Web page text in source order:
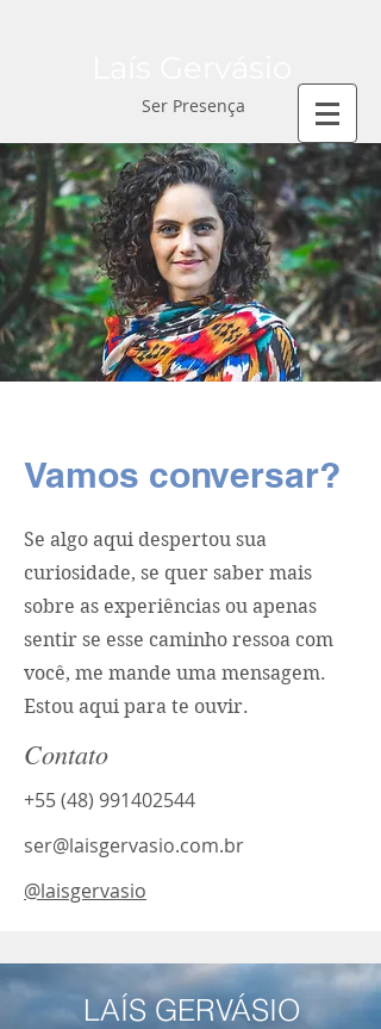
Ser Presença
Vamos conversar?
Se algo aqui despertou sua
curiosidade, se quer saber mais
sobre as experiências ou apenas
sentir se esse caminho ressoa com
você, me mande uma mensagem.
Estou aqui para te ouvir.
Contato
+55 (48) 991402544
ser@laisgervasio.com.br
@laisgervasio
LAÍS GERVÁSIO